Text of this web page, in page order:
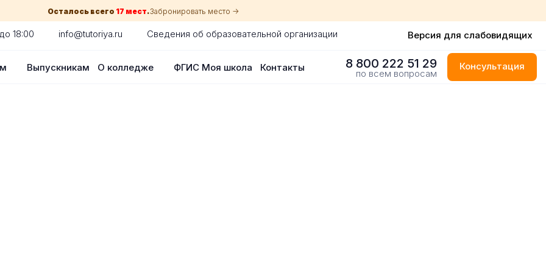
Осталось всего 17 мест.Забронировать место ->
18:00 info@tutoriya.ru Сведения об образовательной организации Версия для слабовидящих
Выпускникам О колледже ФГИС Моя школа Контакты 8 800 222 51 29
по всем вопросам
Консультация